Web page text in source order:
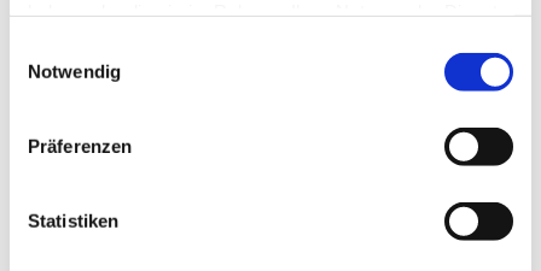
Ihre Einwilligung trifft auf die folgenden Domains zu:
ludwig-freytag.de, freytag-vdlinde.de, franz-wickel.de,
lfservice.de, lmr-drilling.de, mette-wasserbau.de, rmt-
Notwendig
Präferenzen
Statistiken